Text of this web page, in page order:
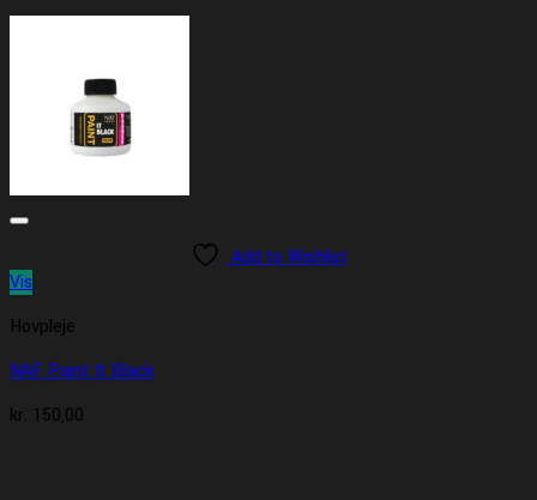
Add to Wishlist
Vis
Hovpleje
NAF Paint It Black
kr. 150,00